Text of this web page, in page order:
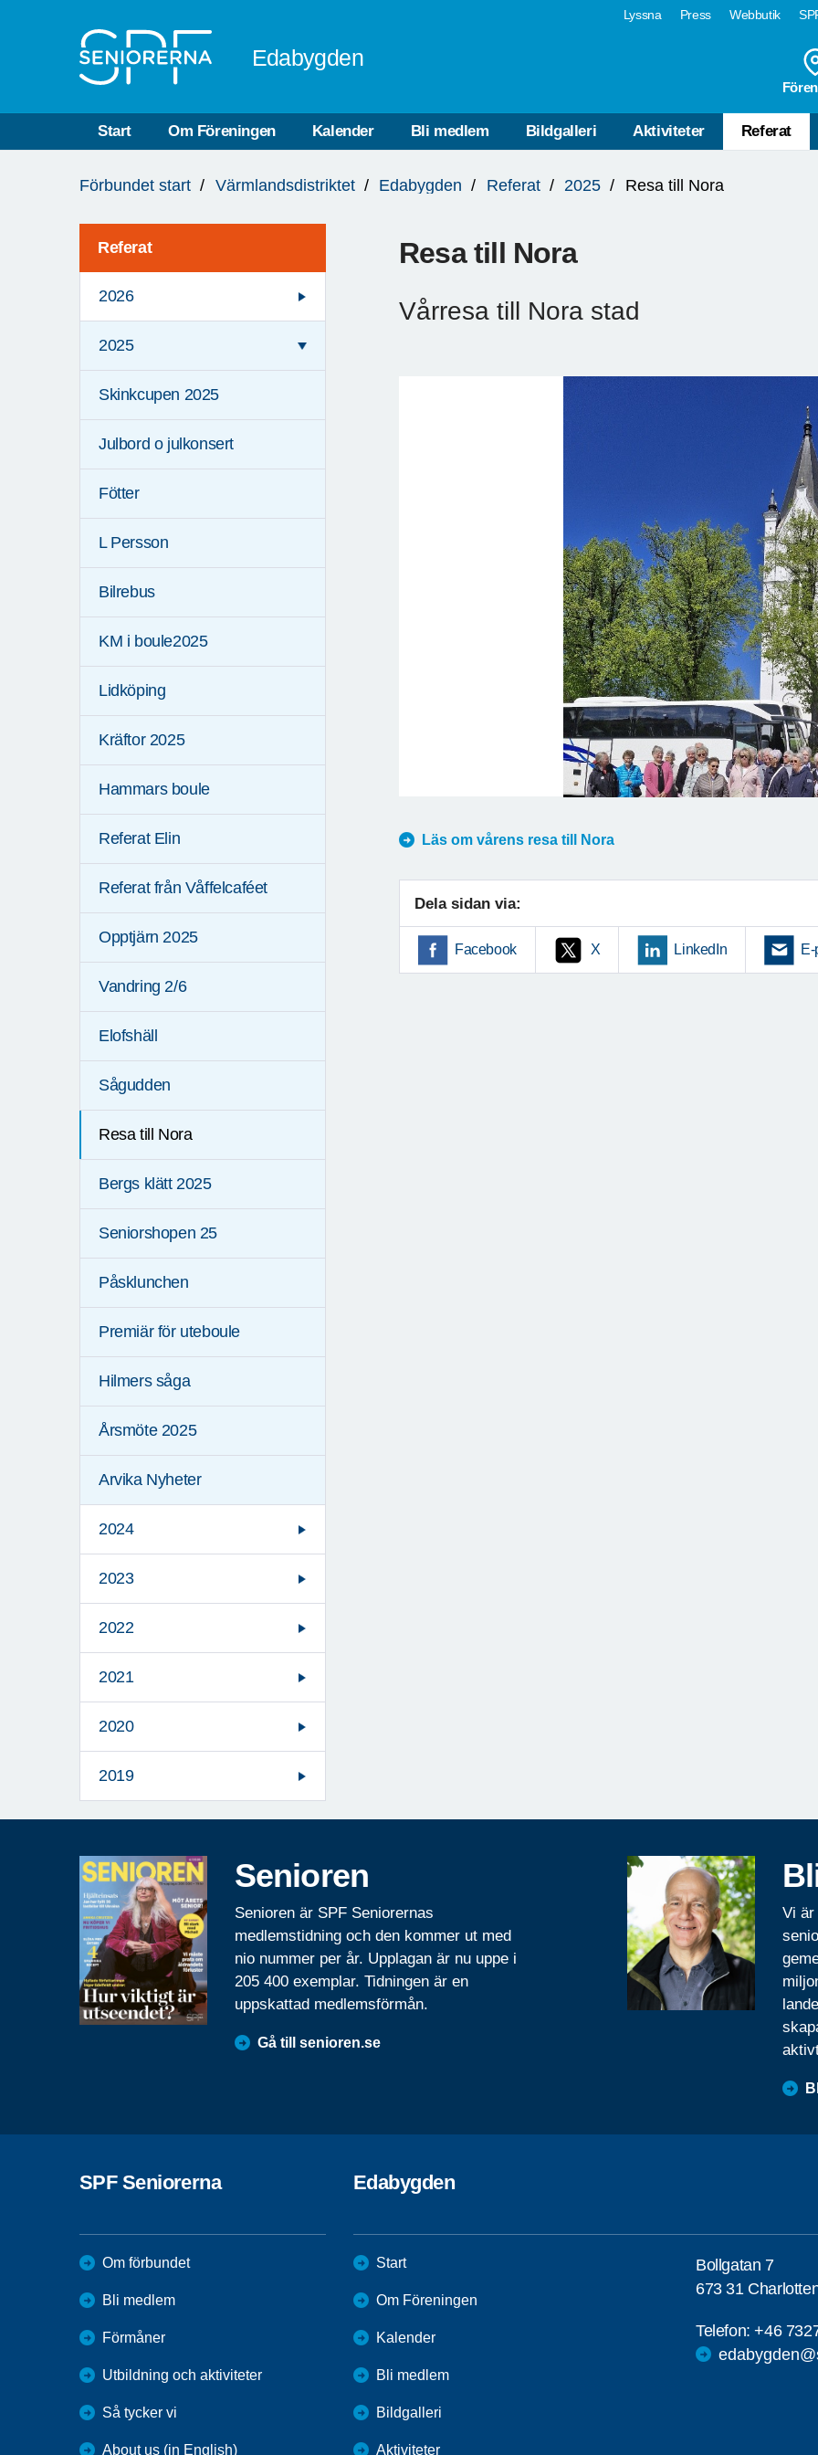
Lyssna Press Webbutik
Edabygden
Start Om Föreningen Kalender Bli medlem Bildgalleri Aktiviteter Referat
är
Förbundet start Värmlandsdistriktet Edabygden Referat 2025 Resa till Nora
Referat
2026
2025
Skinkcupen 2025
Julbord o julkonsert
Fötter
L Persson
Bilrebus
KM i boule2025
Lidköping
Kräftor 2025
Hammars boule
Referat Elin
Referat från Våffelcaféet
Opptjärn 2025
Vandring 2/6
Elofshäll
Sågudden
Resa till Nora
Bergs klätt 2025
Seniorshopen 25
Påsklunchen
Premiär för uteboule
Hilmers såga
Årsmöte 2025
Arvika Nyheter
2024
2023
2022
2021
2020
2019
Resa till Nora
Vårresa till Nora stad
Läs om vårens resa till Nora
Dela sidan via:
Facebook X LinkedIn
Senioren
Senioren är SPF Seniorernas
medlemstidning och den kommer ut med
nio nummer per år. Upplagan är nu uppe i
205 400 exemplar. Tidningen är en
uppskattad medlemsförmån.
Gå till senioren.se
Vi är
SPF Seniorerna
Om förbundet
Bli medlem
Förmåner
Utbildning och aktiviteter
Så tycker vi
About us (in English)
Edabygden
Start
Om Föreningen
Kalender
Bli medlem
Bildgalleri
Aktiviteter
Bollgatan 7
673 31
Telefon:+46